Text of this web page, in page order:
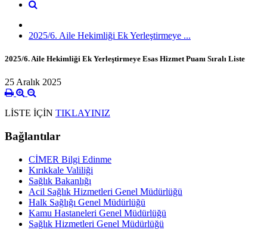
2025/6. Aile Hekimliği Ek Yerleştirmeye ...
2025/6. Aile Hekimliği Ek Yerleştirmeye Esas Hizmet Puanı Sıralı Liste
25 Aralık 2025
LİSTE İÇİN TIKLAYINIZ
Bağlantılar
CİMER Bilgi Edinme
Kırıkkale Valiliği
Sağlık Bakanlığı
Acil Sağlık Hizmetleri Genel Müdürlüğü
Halk Sağlığı Genel Müdürlüğü
Kamu Hastaneleri Genel Müdürlüğü
Sağlık Hizmetleri Genel Müdürlüğü